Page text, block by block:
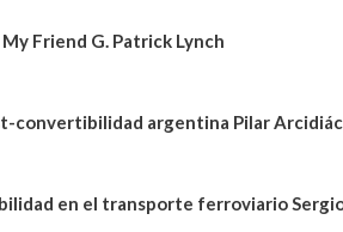
Friend G. Patrick Lynch
argentina Pilar
en el transporte ferroviario